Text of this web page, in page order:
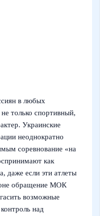
в любых
только спортивный,
Украинские
неоднократно
соревнование «на
как
даже если эти атлеты
обращение МОК
возможные
над